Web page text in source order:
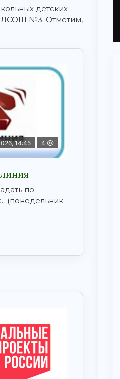
детских
ЛСОШ №3. Отметим,
14:45 4
по
(понедельник-